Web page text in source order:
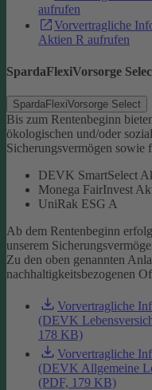
aufrufen
Vorvertragliche
Aktien R aufrufen
SpardaFlexiVorsorge
SpardaFlexiVorsorge Select
Bis zum Rentenbeginn
ökologischen und/oder
Sicherungsvermögen sowie
DEVK SmartSelect
Monega FairInvest
UniRak ESG A
Ab dem Rentenbeginn
unserem
Zu den oben genannten
nachhaltigkeitsbezogenen
Vorvertragliche
(DEVK
178 KB)
Vorvertragliche
(DEVK Allgemeine
(PDF, 179 KB)